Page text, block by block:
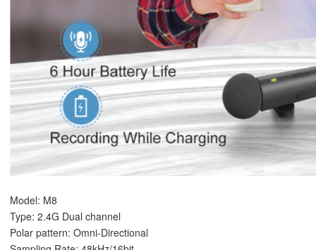
Model: M8
Type: 2.4G Dual channel
Polar pattern: Omni-Directional